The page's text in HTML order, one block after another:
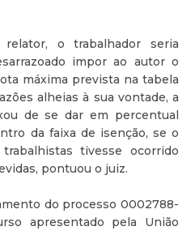
o trabalhador seria
impor ao autor o
máxima prevista na tabela
alheias à sua vontade, a
de se dar em percentual
da faixa de isenção, se o
tivesse ocorrido
pontuou o juiz.
do processo 0002788-
apresentado pela União